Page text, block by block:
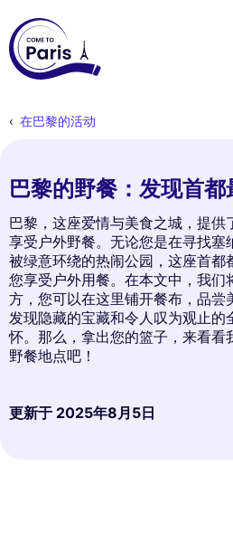
在巴黎的活动
巴黎的野餐：发现首
巴黎，这座爱情与美食之城，提供
享受户外野餐。无论您是在寻找塞
被绿意环绕的热闹公园，这座首都
您享受户外用餐。在本文中，我们
方，您可以在这里铺开餐布，品尝
发现隐藏的宝藏和令人叹为观止的
怀。那么，拿出您的篮子，来看看
野餐地点吧！
更新于 2025年8月5日